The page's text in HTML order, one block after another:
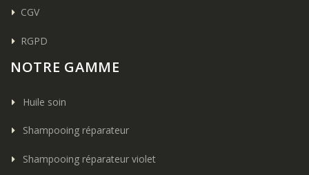
CGV
RGPD
NOTRE GAMME
Huile soin
Shampooing réparateur
Shampooing réparateur violet